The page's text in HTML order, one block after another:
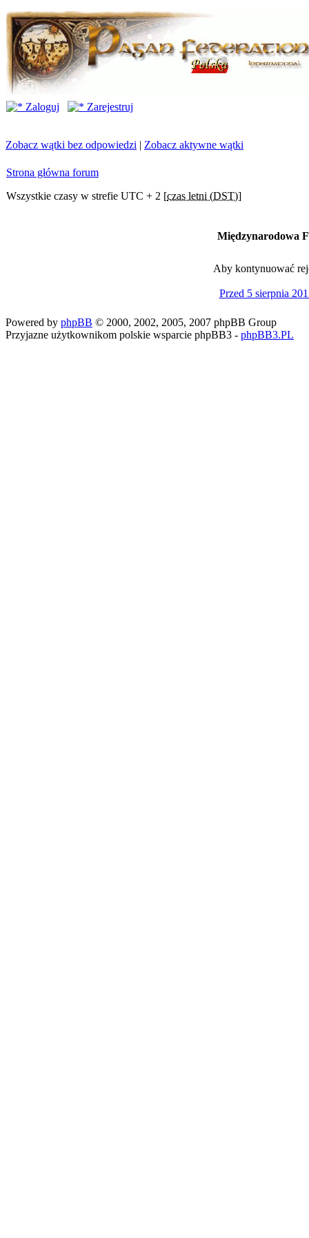
Zaloguj Zarejestruj
Zobacz wątki bez odpowiedzi | Zobacz aktywne wątki
Strona główna forum
Wszystkie czasy w strefie UTC + 2 [czas letni (DST)]
Międzynarodowa
Aby kontynuować
Przed 5 sierpnia
Powered by phpBB © 2000, 2002, 2005, 2007 phpBB Group
Przyjazne użytkownikom polskie wsparcie phpBB3 - phpBB3.PL